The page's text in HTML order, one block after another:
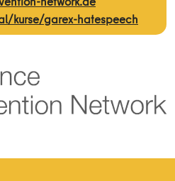
kurse/garex-hatespeech